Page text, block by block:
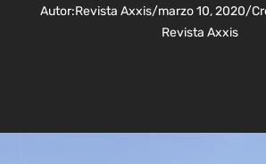
Autor:Revista Axxis/marzo 10, 2020/
Revista Axxis